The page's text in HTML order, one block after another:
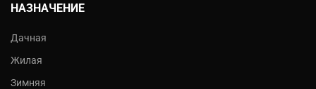
НАЗНАЧЕНИЕ
Дачная
Жилая
Зимняя